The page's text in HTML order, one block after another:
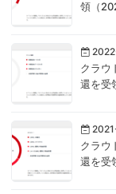
領（
クラウ
還を受
クラウ
還を受